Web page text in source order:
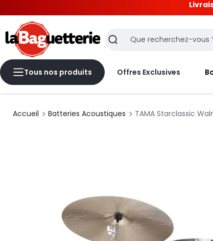
Recherche
Tous nos produits Offres Exclusives
Accueil Batteries Acoustiques TAMA Starclassic